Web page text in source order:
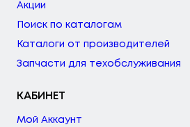
Акции
Поиск по каталогам
Каталоги от производителей
Запчасти для техобслуживания
КАБИНЕТ
Мой Аккаунт